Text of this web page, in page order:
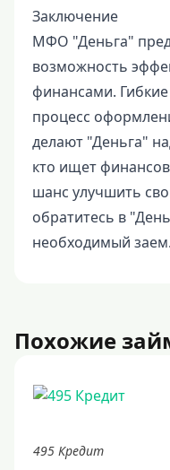
Заключение
МФО "Деньга"
возможность
финансами.
процесс
делают "Деньга"
кто ищет
шанс улучшить
обратитесь в
необходимый заем.
Похожие
495 Кредит